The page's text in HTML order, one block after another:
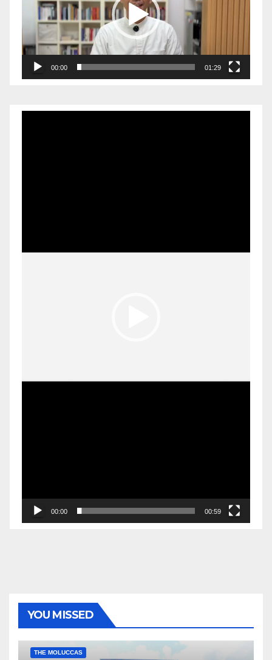
00:00 01:29
00:00 00:59
YOU MISSED
THE MOLUCCAS